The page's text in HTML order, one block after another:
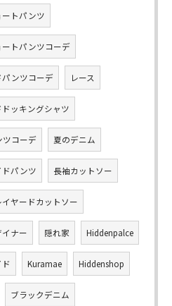
ートパンツ
ートパンツコーデ
パンツコーデ レース
ドッキングシャツ
ツコーデ 夏のデニム
ドパンツ 長袖カットソー
イヤードカットソー
ナー 隠れ家 Hiddenpalce
Kuramae Hiddenshop
ブラックデニム